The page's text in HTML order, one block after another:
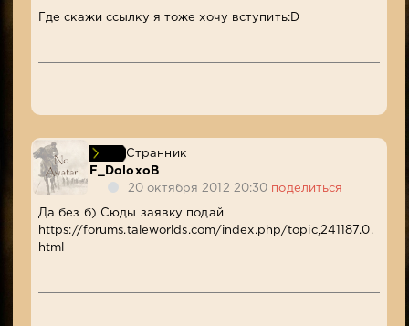
Где скажи ссылку я тоже хочу вступить:D
Странник
F_DoloxoB
20 октября 2012 20:30 поделиться
Да без б) Сюды заявку подай
https://forums.taleworlds.com/index.php/topic,241187.0.
html